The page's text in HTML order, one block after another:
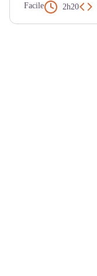
Facile 2h20